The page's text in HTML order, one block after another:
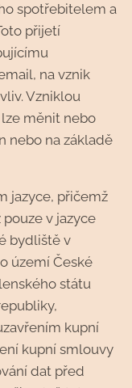
spotřebitelem a
přijetí
na vznik
Vzniklou
měnit nebo
nebo na základě
jazyce, přičemž
v jazyce
bydliště v
území České
státu
kupní
kupní smlouvy
dat před